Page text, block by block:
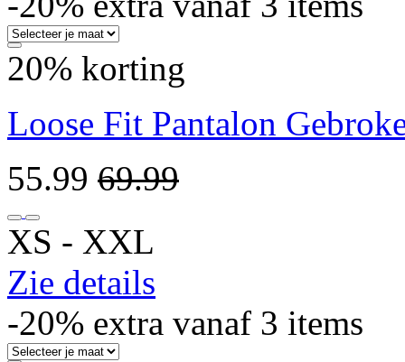
20% korting
Loose Fit Pantalon
55.99 69.99
XS ‐ XXL
Zie details
-20% extra vanaf 3 items